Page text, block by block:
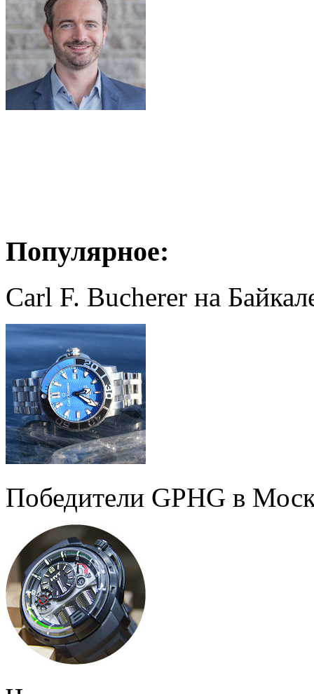
Популярное:
Carl F. Bucherer на
Победители GPHG в